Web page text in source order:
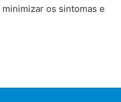
os sintomas e